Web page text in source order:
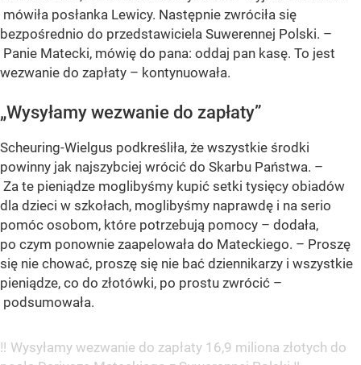
mówiła posłanka Lewicy. Następnie zwróciła się
bezpośrednio do przedstawiciela Suwerennej Polski. –
Panie Matecki, mówię do pana: oddaj pan kasę. To jest
wezwanie do zapłaty – kontynuowała.
„Wysyłamy wezwanie do zapłaty”
Scheuring-Wielgus podkreśliła, że wszystkie środki
powinny jak najszybciej wrócić do Skarbu Państwa. –
Za te pieniądze moglibyśmy kupić setki tysięcy obiadów
dla dzieci w szkołach, moglibyśmy naprawdę i na serio
pomóc osobom, które potrzebują pomocy – dodała,
po czym ponownie zaapelowała do Mateckiego. – Proszę
się nie chować, proszę się nie bać dziennikarzy i wszystkie
pieniądze, co do złotówki, po prostu zwrócić –
podsumowała.
‼️ Wysyłamy wezwanie do zapłaty 16,9 miliona złotych do